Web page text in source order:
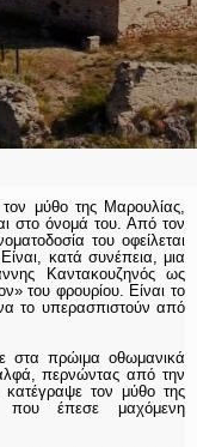
μύθο της Μαρουλίας,
στο όνομά του. Από τον
του οφείλεται
κατά συνέπεια, μια
Καντακουζηνός ως
του φρουρίου. Είναι το
το υπερασπιστούν από
στα πρώιμα οθωμανικά
περνώντας από την
τον μύθο της
που έπεσε μαχόμενη